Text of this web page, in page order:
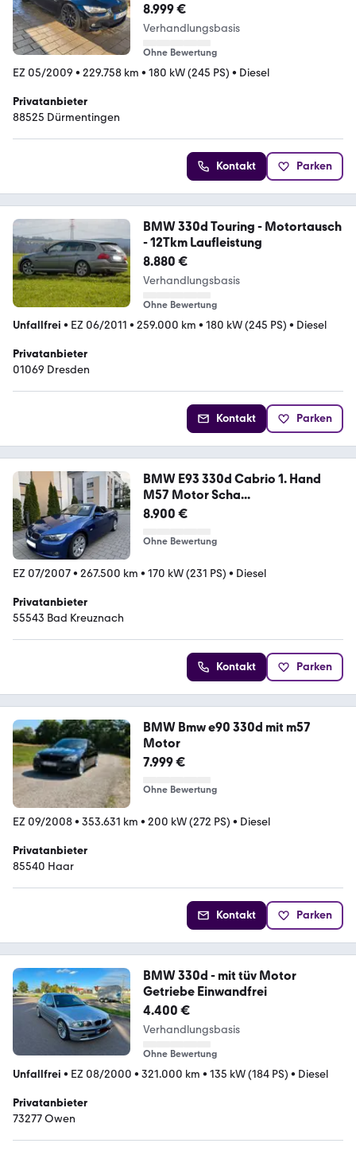
8.999 €
Verhandlungsbasis
Ohne Bewertung
EZ 05/2009 • 229.758 km • 180 kW (245 PS) • Diesel
Privatanbieter
88525 Dürmentingen
Kontakt Parken
BMW 330d Touring - Motortausch
- 12Tkm Laufleistung
8.880 €
Verhandlungsbasis
Ohne Bewertung
Unfallfrei • EZ 06/2011 • 259.000 km • 180 kW (245 PS) • Diesel
Privatanbieter
01069 Dresden
Kontakt Parken
BMW E93 330d Cabrio 1. Hand
M57 Motor Scha...
8.900 €
Ohne Bewertung
EZ 07/2007• 267.500 km • 170 kW (231 PS) • Diesel
Privatanbieter
55543 Bad Kreuznach
Kontakt Parken
BMW Bmw e90 330d mit m57
Motor
7.999 €
Ohne Bewertung
EZ 09/2008• 353.631 km • 200 kW (272 PS) • Diesel
Privatanbieter
85540 Haar
Kontakt Parken
BMW 330d - mit tüv Motor
Getriebe Einwandfrei
4.400 €
Verhandlungsbasis
Ohne Bewertung
Unfallfrei • EZ 08/2000 • 321.000 km • 135 kW (184 PS) • Diesel
Privatanbieter
73277 Owen